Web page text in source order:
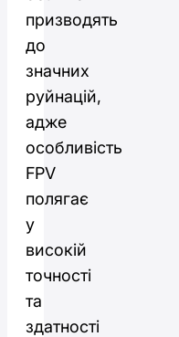
призводять
до
значних
руйнацій,
адже
особливість
FPV
полягає
у
високій
точності
та
здатності